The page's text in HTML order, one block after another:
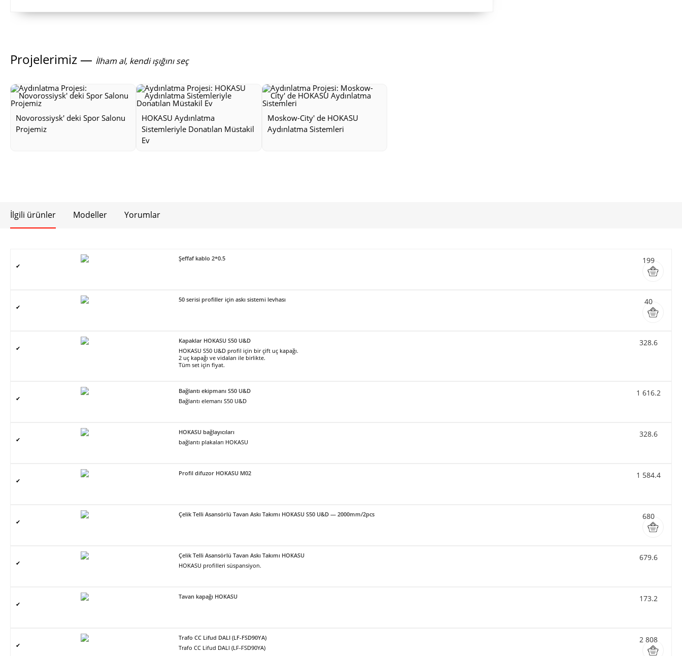
Projelerimiz — İlham al, kendi ışığını seç
Novorossiysk' deki Spor Salonu
Projemiz
HOKASU Aydınlatma
Sistemleriyle Donatılan Müstakil
Ev
Moskow-City' de HOKASU
Aydınlatma Sistemleri
İlgili ürünler Modeller Yorumlar
✔
Şeffaf kablo 2*0.5 199
✔
50 serisi profiller için askı sistemi levhası 40
✔
Kapaklar HOKASU S50 U&D
HOKASU S50 U&D profil için bir çift uç kapağı.
2 uç kapağı ve vidaları ile birlikte.
Tüm set için fiyat.
328.6
✔
Bağlantı ekipmanı S50 U&D
Bağlantı elemanı S50 U&D
1 616.2
✔
HOKASU bağlayıcıları
bağlantı plakaları HOKASU
328.6
✔
Profil difuzor HOKASU M02 1 584.4
✔
Çelik Telli Asansörlü Tavan Askı Takımı HOKASU S50 U&D — 2000mm/2pcs 680
✔
Çelik Telli Asansörlü Tavan Askı Takımı HOKASU
HOKASU profilleri süspansiyon.
679.6
✔
Tavan kapağı HOKASU 173.2
✔
Trafo CC Lifud DALI (LF-FSD90YA)
Trafo CC Lifud DALI (LF-FSD90YA)
2 808